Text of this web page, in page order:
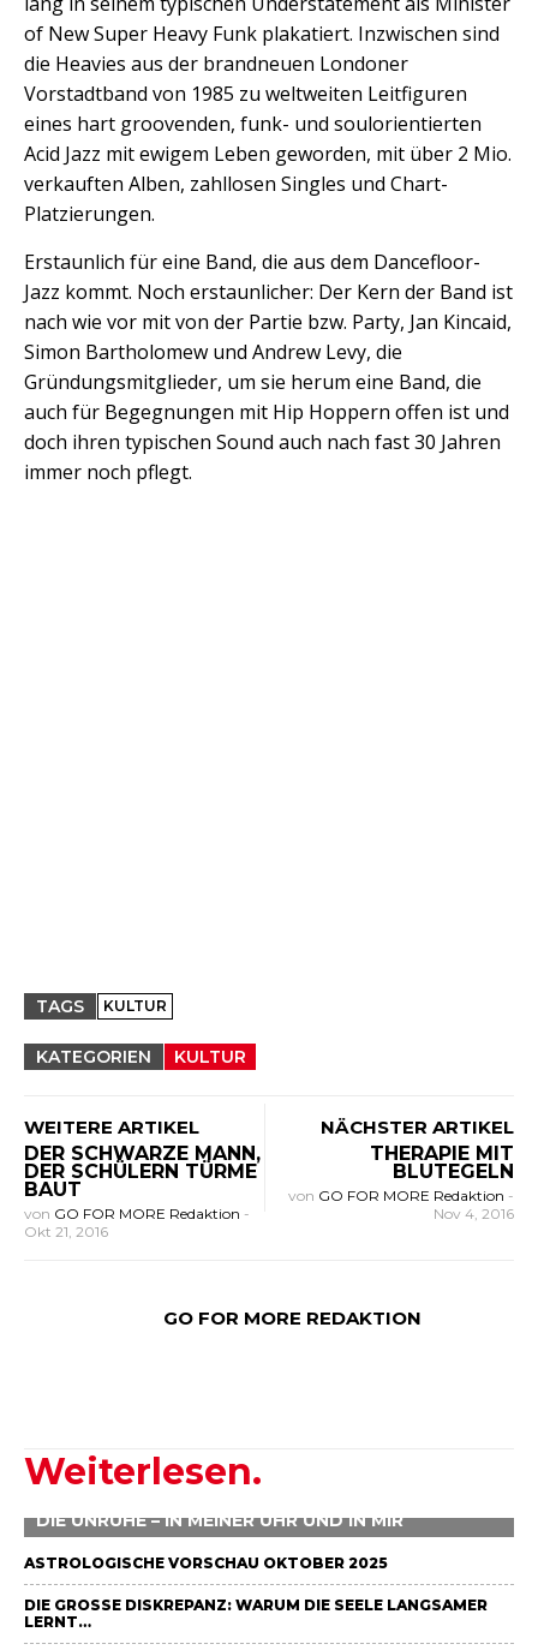
of New Super Heavy Funk plakatiert. Inzwischen sind
die Heavies aus der brandneuen Londoner
Vorstadtband von 1985 zu weltweiten Leitfiguren
eines hart groovenden, funk- und soulorientierten
Acid Jazz mit ewigem Leben geworden, mit über 2 Mio.
verkauften Alben, zahllosen Singles und Chart-
Platzierungen.
Erstaunlich für eine Band, die aus dem Dancefloor-
Jazz kommt. Noch erstaunlicher: Der Kern der Band ist
nach wie vor mit von der Partie bzw. Party, Jan Kincaid,
Simon Bartholomew und Andrew Levy, die
Gründungsmitglieder, um sie herum eine Band, die
auch für Begegnungen mit Hip Hoppern offen ist und
doch ihren typischen Sound auch nach fast 30 Jahren
immer noch pflegt.
TAGS KULTUR
KATEGORIEN KULTUR
WEITERE ARTIKEL
DER SCHWARZE MANN,
DER SCHÜLERN TÜRME
BAUT
von GO FOR MORE Redaktion -
Okt 21, 2016
NÄCHSTER ARTIKEL
THERAPIE MIT
BLUTEGELN
von GO FOR MORE Redaktion -
Nov 4, 2016
GO FOR MORE REDAKTION
Weiterlesen.
DIE UNRUHE – IN MEINER UHR UND IN MIR
ASTROLOGISCHE VORSCHAU OKTOBER 2025
DIE GROSSE DISKREPANZ: WARUM DIE SEELE LANGSAMER L
ERNT…